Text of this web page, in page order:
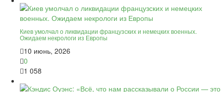
Киев умолчал о ликвидации французских и немецких военных.
Ожидаем некрологи из Европы
10 июнь, 2026
0
1 058